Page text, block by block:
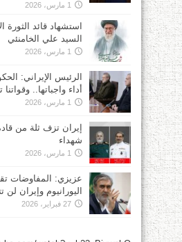
1 مارس، 2026
استشهاد قائد الثورة
السيد علي الخامنئي
1 مارس، 2026
الرئيس الإيراني:
أداء واجباتها..
1 مارس، 2026
إيران تزف ثلة من
شهداء
1 مارس، 2026
عزيزي: المفاوضات
اليورانيوم وإيران
27 فبراير، 2026